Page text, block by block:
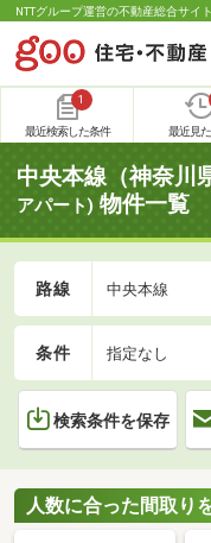
NTTグループ運営の不動産総合サイ
1
最近検索した条件 最近見
中央本線（神奈川
アパート) 物件一覧
路線 中央本線
条件 指定なし
検索条件を保存
人数に合った間取り